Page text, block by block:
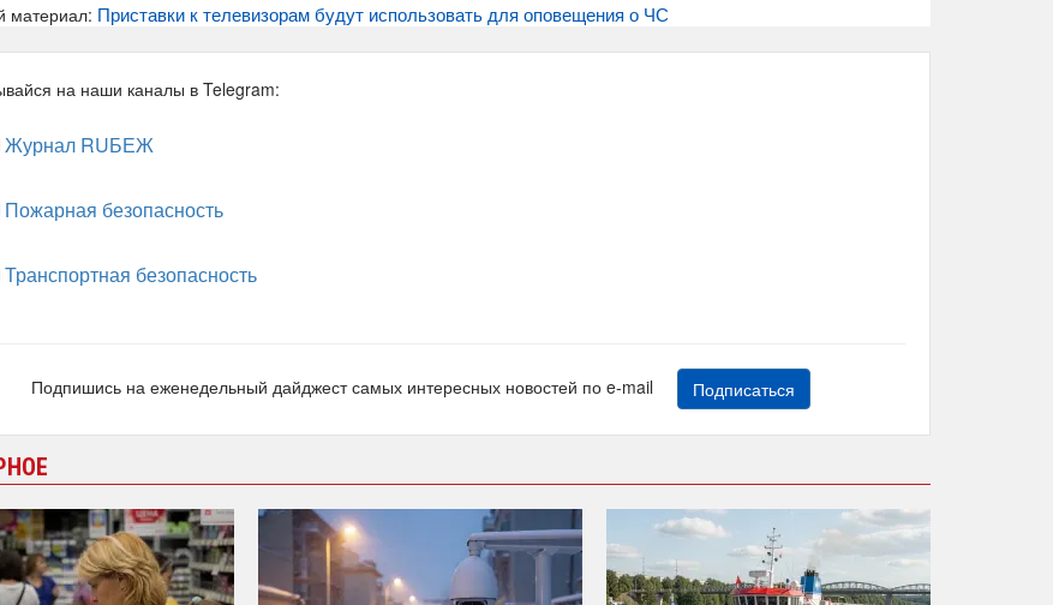
Приставки к телевизорам будут использовать для оповещения о ЧС
на наши каналы в Telegram:
Журнал RUБЕЖ
Пожарная безопасность
Транспортная безопасность
Подпишись на еженедельный дайджест самых интересных новостей по e-mail Подписаться